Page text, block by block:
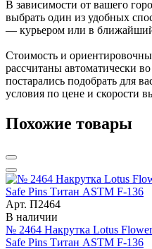
В зависимости от вашего
выбрать один из удобных
— курьером или в ближайший
Стоимость и
рассчитаны автоматически
постарались подобрать для
условия по цене и скорости
Похожие товары
Арт. П2464
В наличии
№ 2464 Накрутка Lotus
Safe Pins Титан ASTM F-136